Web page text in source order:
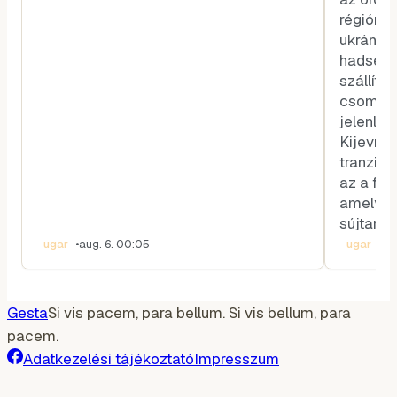
ugar •aug. 6. 00:05
régióra.
ukrán
az a
sújtaná
ugar
GestaSi vis pacem, para bellum. Si vis bellum, para
pacem.
Adatkezelési tájékoztatóImpresszum